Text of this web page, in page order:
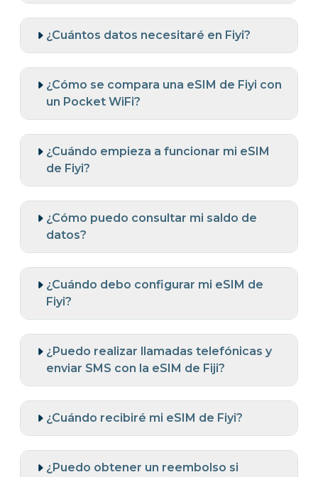
¿Cuántos datos necesitaré en Fiyi?
¿Cómo se compara una eSIM de Fiyi con
un Pocket WiFi?
¿Cuándo empieza a funcionar mi eSIM
de Fiyi?
¿Cómo puedo consultar mi saldo de
datos?
¿Cuándo debo configurar mi eSIM de
Fiyi?
¿Puedo realizar llamadas telefónicas y
enviar SMS con la eSIM de Fiji?
¿Cuándo recibiré mi eSIM de Fiyi?
¿Puedo obtener un reembolso si